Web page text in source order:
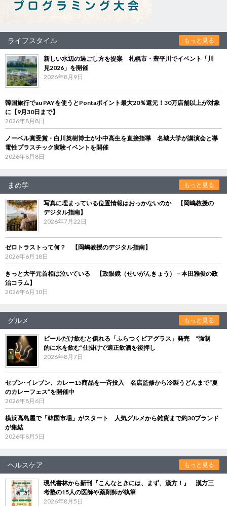
ライフスタイル もっと見る
新しい水辺の過ごし方を提案 札幌市・豊平川でイベント「川
見2026」を開催
2026年8月9日
韓国旅行でau PAYを使うとPontaポイント最大20％還元！30万店舗以上が対象
に【9月30日まで】
2026年8月8日
ノーベル賞受賞・白川英樹博士が小中高生を直接指導 名城大学が講演会と導
電性プラスチック実験イベントを開催
2026年8月8日
まめ学 もっと見る
写真に埋まっている位置情報はおっかないのか 【岡嶋教授の
デジタル指南】
2026年7月22日
ゼロトラストって何？ 【岡嶋教授のデジタル指南】
2026年6月18日
きっと大平元首相は泣いている 【政眼鏡（せいがんきょう）－本田雅俊の政
治コラム】
2026年6月10日
グルメ もっと見る
ビールだけ飲むと倒れる「ふらつくビアグラス」発売 “強制
的に水を飲む”仕掛けで適正飲酒を後押し
2026年8月7日
セブン‐イレブン、カレー15商品を一斉投入 名店監修から冷製うどんまで“夏
のカレーフェス”を開催中
2026年8月6日
横浜高島屋で「韓国市場」がスタート 人気グルメから雑貨まで約30ブランド
が集結
2026年8月5日
ヘルスケア もっと見る
現代書林から新刊『こんなときには、まず、漢方！』 漢方三
考塾の15人の医師や薬剤師が執筆
2026年8月5日